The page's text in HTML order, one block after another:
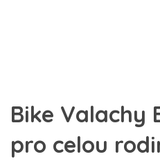
Bike Valachy
pro celou